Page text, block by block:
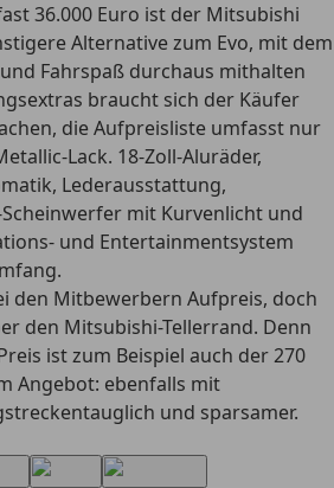
36.000 Euro ist der Mitsubishi
Alternative zum Evo, mit dem
Fahrspaß durchaus mithalten
braucht sich der Käufer
die Aufpreisliste umfasst nur
Lack. 18-Zoll-Aluräder,
Lederausstattung,
mit Kurvenlicht und
und Entertainmentsystem
den Mitbewerbern Aufpreis, doch
den Mitsubishi-Tellerrand. Denn
ist zum Beispiel auch der 270
Angebot: ebenfalls mit
und sparsamer.